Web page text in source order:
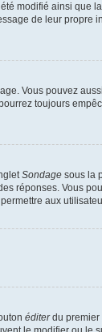
modifié ainsi que
de leur propre
Vous pouvez
toujours
Sondage sous la
réponses. Vous
aux
éditerdu premier